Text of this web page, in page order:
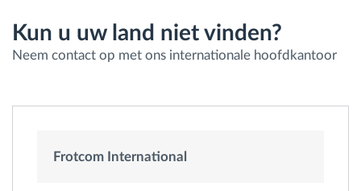
Kun u uw land niet vinden?
Neem contact op met ons internationale hoofdkantoor
Frotcom International